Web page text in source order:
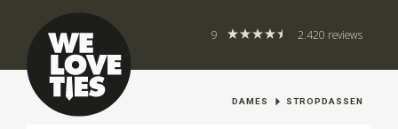
9 2.420 reviews
DAMES STROPDASSEN